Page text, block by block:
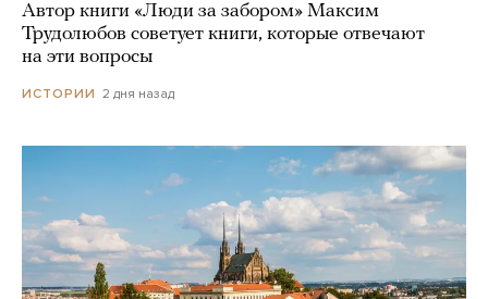
Автор книги «Люди за забором» Максим
Трудолюбов советует книги, которые отвечают
на эти вопросы
ИСТОРИИ 2 дня назад